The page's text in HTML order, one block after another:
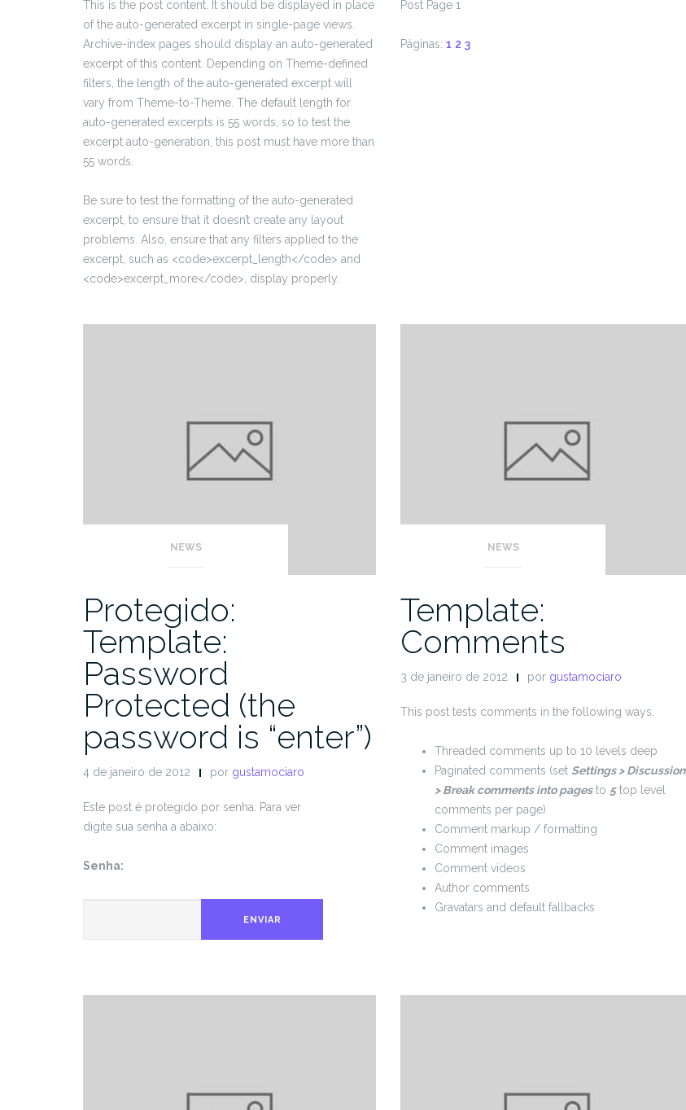
This is the post content. It should be displayed in place
of the auto-generated excerpt in single-page views.
Archive-index pages should display an auto-generated
excerpt of this content. Depending on Theme-defined
filters, the length of the auto-generated excerpt will
vary from Theme-to-Theme. The default length for
auto-generated excerpts is 55 words, so to test the
excerpt auto-generation, this post must have more than
55 words.
Be sure to test the formatting of the auto-generated
excerpt, to ensure that it doesn’t create any layout
problems. Also, ensure that any filters applied to the
excerpt, such as <code>excerpt_length</code> and
<code>excerpt_more</code>, display properly.
Post Page 1
Páginas: 1 2 3
NEWS
Protegido:
Template:
Password
Protected (the
password is “enter”)
4 de janeiro de 2012 por gustamociaro
Este post é protegido por senha. Para ver
digite sua senha a abaixo:
Senha:
ENVIAR
NEWS
Template:
Comments
3 de janeiro de 2012 por gustamociaro
This post tests comments in the following ways.
Threaded comments up to 10 levels deep
Paginated comments (set Settings > Discussion
> Break comments into pagesto 5top level
comments per page)
Comment markup / formatting
Comment images
Comment videos
Author comments
Gravatars and default fallbacks